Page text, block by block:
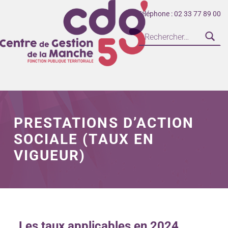
Téléphone : 02 33 77 89 00
PRESTATIONS D’ACTION
SOCIALE (TAUX EN
VIGUEUR)